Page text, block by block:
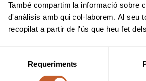
També compartim la informació sobre
d'anàlisis amb qui col·laborem. Al seu
recopilat a partir de l'ús que heu fet
consentiment
Requeriments